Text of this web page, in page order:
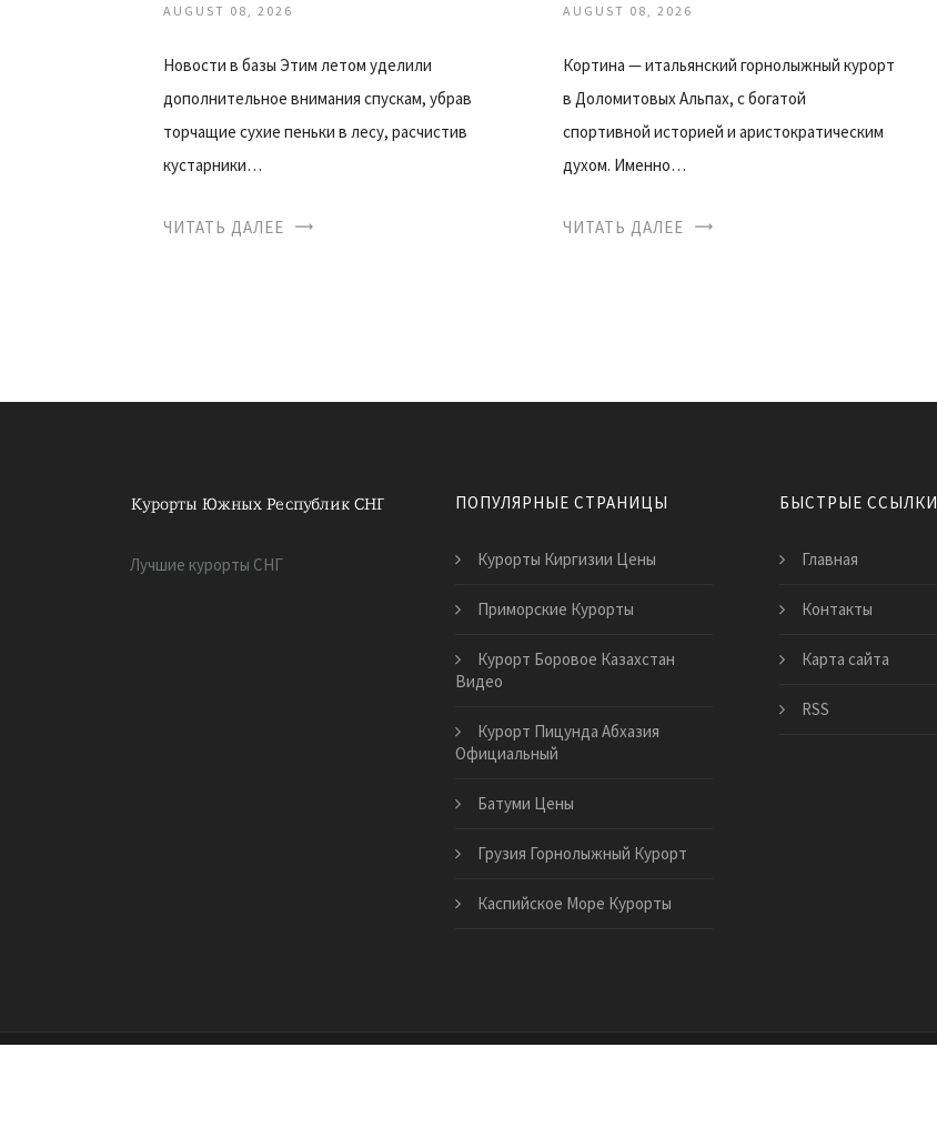
AUGUST 08, 2026
Новости в базы Этим летом уделили
дополнительное внимания спускам, убрав
торчащие сухие пеньки в лесу, расчистив
кустарники…
ЧИТАТЬ ДАЛЕЕ
AUGUST 08, 2026
Кортина — итальянский горнолыжный курорт
в Доломитовых Альпах, с богатой
спортивной историей и аристократическим
духом. Именно…
ЧИТАТЬ ДАЛЕЕ
Лучшие курорты СНГ
ПОПУЛЯРНЫЕ СТРАНИЦЫ
Курорты Киргизии Цены
Приморские Курорты
Курорт Боровое Казахстан
Видео
Курорт Пицунда Абхазия
Официальный
Батуми Цены
Грузия Горнолыжный Курорт
Каспийское Море Курорты
БЫСТРЫЕ ССЫЛКИ
Главная
Контакты
Карта сайта
RSS